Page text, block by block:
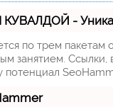
-
по трем пакетам
занятием.
потенциал